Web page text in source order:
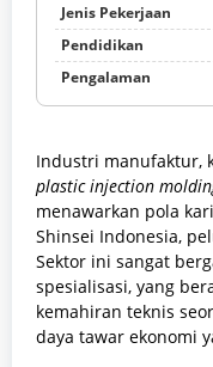
Jenis Pekerjaan
Pendidikan
Pengalaman
Industri manufaktur,
plastic injection
menawarkan pola
Shinsei Indonesia,
Sektor ini sangat
spesialisasi, yang
kemahiran teknis
daya tawar ekonomi